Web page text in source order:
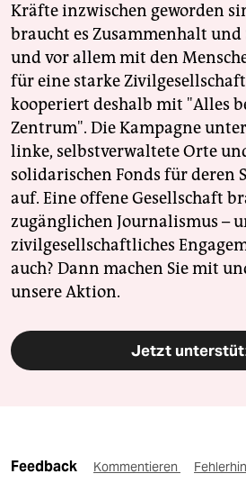
Kräfte inzwischen geworden
braucht es Zusammenhalt
und vor allem mit den
für eine starke
kooperiert deshalb mit "Alles
Zentrum". Die Kampagne
linke, selbstverwaltete Orte
solidarischen Fonds für deren
auf. Eine offene Gesellschaft
zugänglichen Journalismus –
zivilgesellschaftliches
auch? Dann machen Sie mit
unsere Aktion.
Jetzt
Feedback Kommentieren